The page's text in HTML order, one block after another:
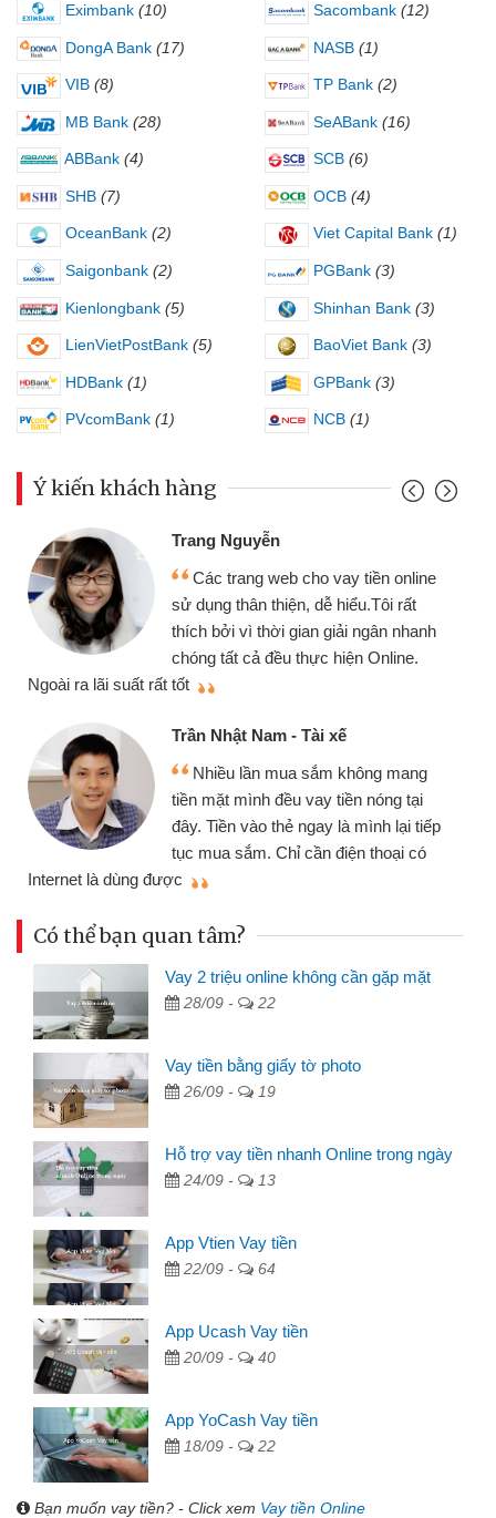
Eximbank (10) Sacombank (12)
DongA Bank (17) NASB (1)
VIB (8) TP Bank (2)
MB Bank (28) SeABank (16)
ABBank (4) SCB (6)
SHB (7) OCB (4)
OceanBank (2) Viet Capital Bank (1)
Saigonbank (2) PGBank (3)
Kienlongbank (5) Shinhan Bank (3)
LienVietPostBank (5) BaoViet Bank (3)
HDBank (1) GPBank (3)
PVcomBank (1) NCB (1)
Ý kiến khách hàng
Trang Nguyễn
Các trang web cho vay tiền online
sử dụng thân thiện, dễ hiểu.Tôi rất
thích bởi vì thời gian giải ngân nhanh
chóng tất cả đều thực hiện Online.
Ngoài ra lãi suất rất tốt
Trần Nhật Nam - Tài xế
Nhiều lần mua sắm không mang
tiền mặt mình đều vay tiền nóng tại
đây. Tiền vào thẻ ngay là mình lại tiếp
tục mua sắm. Chỉ cần điện thoại có
Internet là dùng được
Có thể bạn quan tâm?
Vay 2 triệu online không cần gặp mặt
28/09 - 22
Vay tiền bằng giấy tờ photo
26/09 - 19
Hỗ trợ vay tiền nhanh Online trong ngày
24/09 - 13
App Vtien Vay tiền
22/09 - 64
App Ucash Vay tiền
20/09 - 40
App YoCash Vay tiền
18/09 - 22
Bạn muốn vay tiền? - Click xem Vay tiền Online